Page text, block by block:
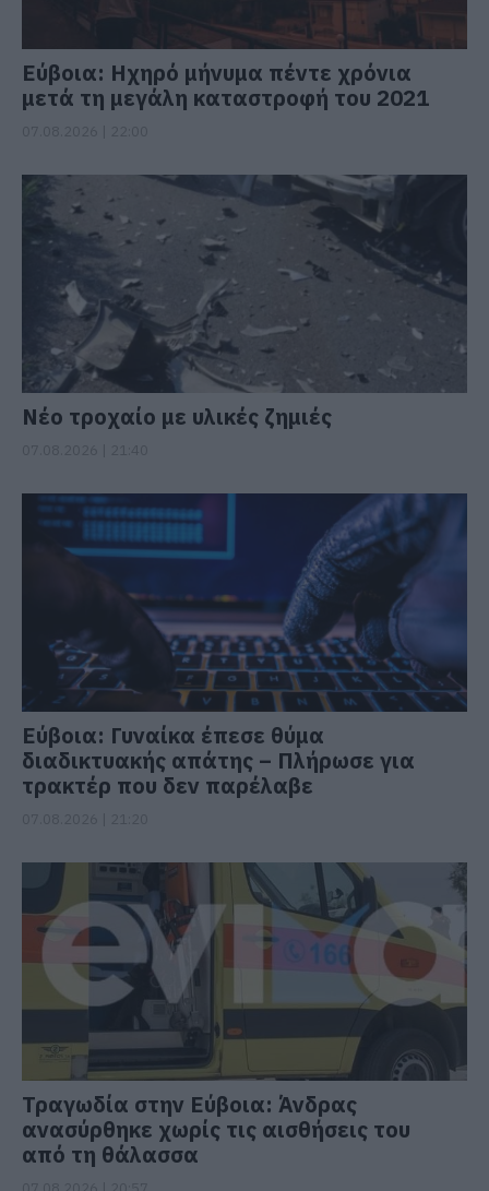
Εύβοια: Ηχηρό μήνυμα πέντε χρόνια
μετά τη μεγάλη καταστροφή του 2021
Νέο τροχαίο με υλικές ζημιές
Εύβοια: Γυναίκα έπεσε θύμα
διαδικτυακής απάτης – Πλήρωσε για
τρακτέρ που δεν παρέλαβε
Τραγωδία στην Εύβοια: Άνδρας
ανασύρθηκε χωρίς τις αισθήσεις του
από τη θάλασσα